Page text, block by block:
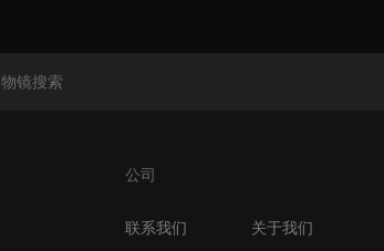
物镜搜索
公司
联系我们
关于我们